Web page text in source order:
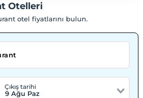
Otelleri
otel fiyatlarını bulun.
Çıkış tarihi
9 Ağu Paz